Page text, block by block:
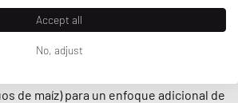
y laV-12, las zapatillas de Veja son
calles hoy en día. La guinda del pastel
ofrece sus zapatillas en una
de maíz) para un enfoque adicional de
Accept all
No, adjust